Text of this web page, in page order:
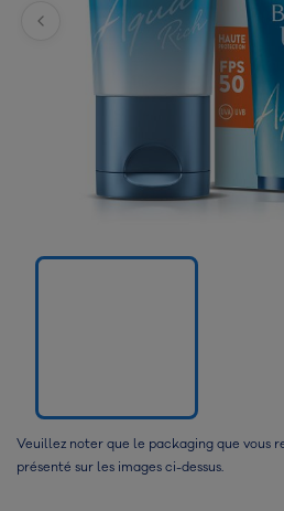
Veuillez noter que le packaging que vous
présenté sur les images ci-dessus.